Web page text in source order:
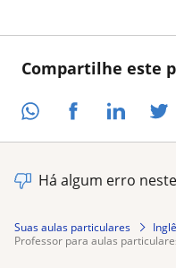
Compartilhe este
Há algum erro
Suas aulas particulares
professor para aulas